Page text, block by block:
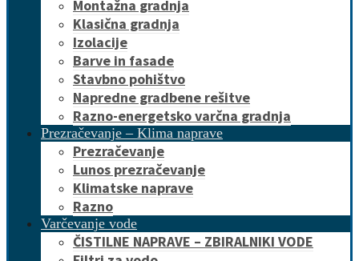
Montažna gradnja
Klasična gradnja
Izolacije
Barve in fasade
Stavbno pohištvo
Napredne gradbene rešitve
Razno-energetsko varčna gradnja
Prezračevanje – Klima naprave
Prezračevanje
Lunos prezračevanje
Klimatske naprave
Razno
Varčevanje vode
ČISTILNE NAPRAVE – ZBIRALNIKI VODE